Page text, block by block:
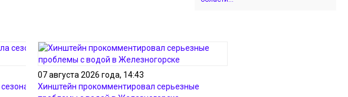
утонули
07 августа 2026 года, 14:43
Хинштейн прокомментировал серьезные